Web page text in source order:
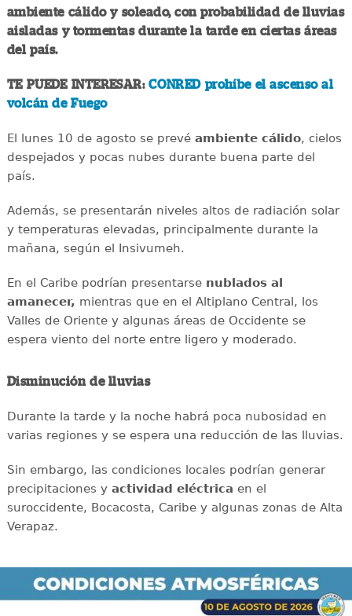
ambiente cálido y soleado, con probabilidad de lluvias
aisladas y tormentas durante la tarde en ciertas áreas
del país.
TE PUEDE INTERESAR:CONRED prohíbe el ascenso al
volcán de Fuego
El lunes 10 de agosto se prevé ambiente cálido, cielos
despejados y pocas nubes durante buena parte del
país.
Además, se presentarán niveles altos de radiación solar
y temperaturas elevadas, principalmente durante la
mañana, según el Insivumeh.
En el Caribe podrían presentarse nublados al
amanecer, mientras que en el Altiplano Central, los
Valles de Oriente y algunas áreas de Occidente se
espera viento del norte entre ligero y moderado.
Disminución de lluvias
Durante la tarde y la noche habrá poca nubosidad en
varias regiones y se espera una reducción de las lluvias.
Sin embargo, las condiciones locales podrían generar
precipitaciones y actividad eléctrica en el
suroccidente, Bocacosta, Caribe y algunas zonas de Alta
Verapaz.